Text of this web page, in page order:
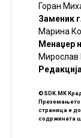
Горан
Заменик
Марина
Менаџер
Мирослав
©SDK.MK
Преземањето
страница е
содржината